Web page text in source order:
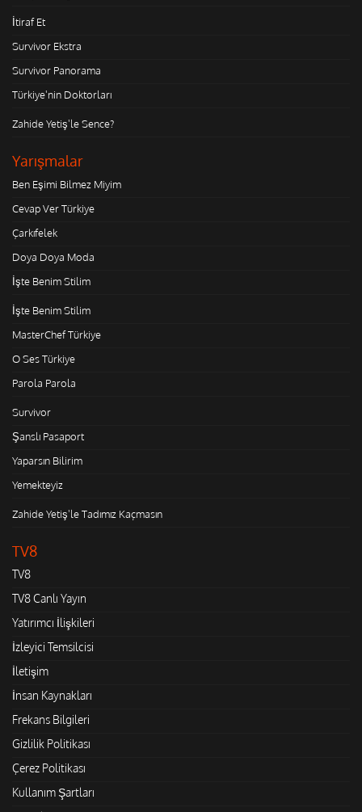
İtiraf Et
Survivor Ekstra
Survivor Panorama
Türkiye'nin Doktorları
Zahide Yetiş'le Sence?
Yarışmalar
Ben Eşimi Bilmez Miyim
Cevap Ver Türkiye
Çarkıfelek
Doya Doya Moda
İşte Benim Stilim
İşte Benim Stilim
MasterChef Türkiye
O Ses Türkiye
Parola Parola
Survivor
Şanslı Pasaport
Yaparsın Bilirim
Yemekteyiz
Zahide Yetiş'le Tadımız Kaçmasın
TV8
TV8
TV8 Canlı Yayın
Yatırımcı İlişkileri
İzleyici Temsilcisi
İletişim
İnsan Kaynakları
Frekans Bilgileri
Gizlilik Politikası
Çerez Politikası
Kullanım Şartları